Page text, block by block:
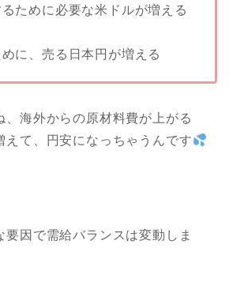
ために必要な米ドルが増える
に、売る日本円が増える
、海外からの原材料費が上がる
えて、円安になっちゃうんです
要因で需給バランスは変動しま